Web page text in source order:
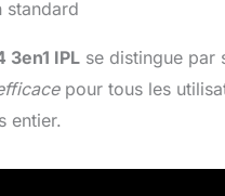
3en1 IPL se distingue par
pour tous les
entier.